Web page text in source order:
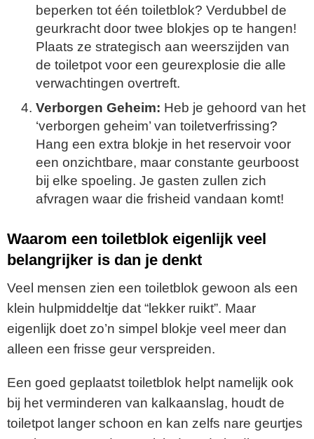
beperken tot één toiletblok? Verdubbel de
geurkracht door twee blokjes op te hangen!
Plaats ze strategisch aan weerszijden van
de toiletpot voor een geurexplosie die alle
verwachtingen overtreft.
Verborgen Geheim: Heb je gehoord van het
‘verborgen geheim’ van toiletverfrissing?
Hang een extra blokje in het reservoir voor
een onzichtbare, maar constante geurboost
bij elke spoeling. Je gasten zullen zich
afvragen waar die frisheid vandaan komt!
Waarom een toiletblok eigenlijk veel
belangrijker is dan je denkt
Veel mensen zien een toiletblok gewoon als een
klein hulpmiddeltje dat “lekker ruikt”. Maar
eigenlijk doet zo’n simpel blokje veel meer dan
alleen een frisse geur verspreiden.
Een goed geplaatst toiletblok helpt namelijk ook
bij het verminderen van kalkaanslag, houdt de
toiletpot langer schoon en kan zelfs nare geurtjes